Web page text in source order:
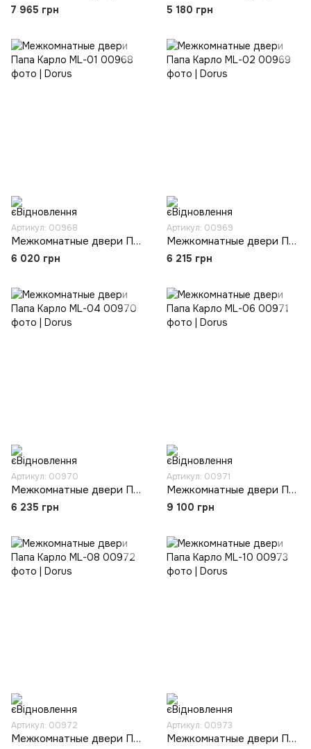
7 965 грн 5 180 грн
Артикул: 00968
Межкомнатные двери Папа Карло ML-01
6 020 грн
Артикул: 00969
Межкомнатные двери Папа Карло ML-02
6 215 грн
Артикул: 00970
Межкомнатные двери Папа Карло ML-04
6 235 грн
Артикул: 00971
Межкомнатные двери Папа Карло ML-06
9 100 грн
Артикул: 00972
Межкомнатные двери Папа Карло ML-08
Артикул: 00973
Межкомнатные двери Папа Карло ML-10